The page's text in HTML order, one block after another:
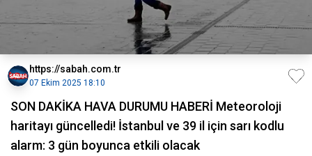
https://sabah.com.tr
07 Ekim 2025 18:10
SON DAKİKA HAVA DURUMU HABERİ Meteoroloji
haritayı güncelledi! İstanbul ve 39 il için sarı kodlu
alarm: 3 gün boyunca etkili olacak